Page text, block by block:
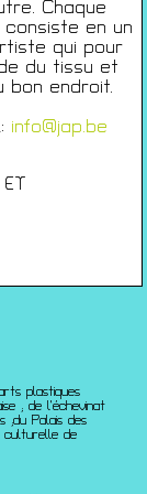
Chaque
en un
qui pour
du tissu et
endroit.
info@jap.be
plastiques
; de l’échevinat
;du Palais des
culturelle de